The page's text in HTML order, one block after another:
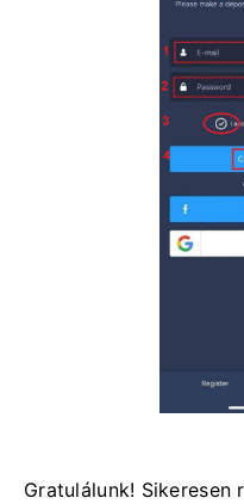
Gratulálunk!